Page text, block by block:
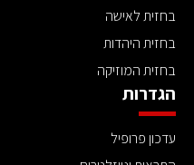
בחזית לאישה
בחזית היהדות
בחזית המוזיקה
הגדרות
עדכון פרופיל